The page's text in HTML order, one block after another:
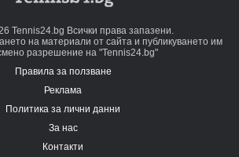
Tennis24.bg Всички права запазени.
на материали от сайта и публикуването им
разрешение на "Tennis24.bg"
Правила за ползване
Реклама
Политика за лични данни
За нас
Контакти